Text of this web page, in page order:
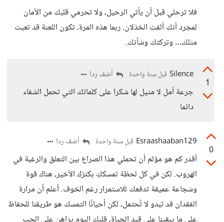
فلا ترحلي قبل أن يأتي الرحيل، ولا تحرمي قلبك من الأمان
لمجرد أنك ألفتِ الخذلان. ربما هذه المرة، تكون اللعنة قد تعبت
مثلك… وتركتك وشأنك.
1
Silence قبل سنة واحدة أضف ردا
جرعة أمل لا مثيل لها شكرا على كلماتك التي تحمل الشفاء
دائما
0
Esraashaaban129 قبل سنة واحدة أضف ردا
أقدر كم هو مؤلم أن تحملي هذا الصراع بين التعلق والرغبة في
الهروب. لكن في كل لحظة تمسككِ بكنزك الأخير، هناك قوة
وشجاعة عميقة تدفعك للاستمرار رغم الخوف. أعلم أن مرارة
الفقدان قد تبدو لا تُحتمل، لكن أحيانًا التمسك هو طريقنا للحفاظ